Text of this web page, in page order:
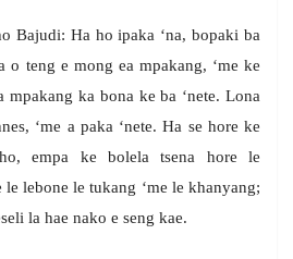
Bajudi: Ha ho ipaka ‘na, bopaki ba
o teng e mong ea mpakang, ‘me ke
mpakang ka bona ke ba ‘nete. Lona
‘me a paka ‘nete. Ha se hore ke
empa ke bolela tsena hore le
le lebone le tukang ‘me le khanyang;
la hae nako e seng kae.